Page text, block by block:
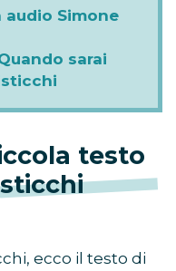
audio Simone
sarai
testo
ecco il testo di